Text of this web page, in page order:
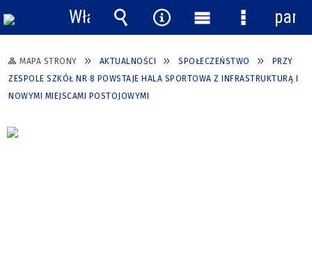
MAPA STRONY AKTUALNOŚCI SPOŁECZEŃSTWO
PRZY
ZESPOLE SZKÓŁ NR 8 POWSTAJE HALA SPORTOWA Z INFRASTRUKTURĄ I
NOWYMI MIEJSCAMI POSTOJOWYMI
Włącz
powiadomienia
Wyszukiwarka
Narzędzia
Menu
główne
Menu
panel